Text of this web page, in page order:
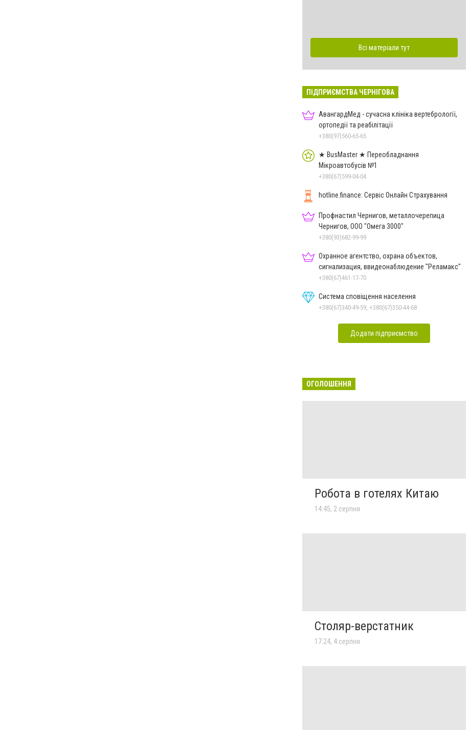
Всі матеріали тут
ПІДПРИЄМСТВА ЧЕРНІГОВА
АвангардМед - сучасна клініка вертебрології,
ортопедії та реабілітації
+380(97)560-65-65
★ BusMaster ★ Переобладнання
Мікроавтобусів №1
+380(67)599-04-04
hotline.finance: Сервіс Онлайн Страхування
Профнастил Чернигов, металлочерепица
Чернигов, ООО "Омега 3000"
+380(93)682-99-99
Охранное агентство, охрана объектов,
сигнализация, ввидеонаблюдение "Реламакс"
+380(67)461-17-70
Система сповіщення населення
+380(67)340-49-59, +380(67)350-44-68
Додати підприємство
ОГОЛОШЕННЯ
Робота в готелях Китаю
14:45, 2 серпня
Столяр-верстатник
17:24, 4 серпня